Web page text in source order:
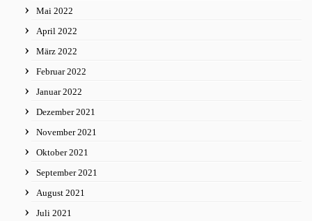
Mai 2022
April 2022
März 2022
Februar 2022
Januar 2022
Dezember 2021
November 2021
Oktober 2021
September 2021
August 2021
Juli 2021